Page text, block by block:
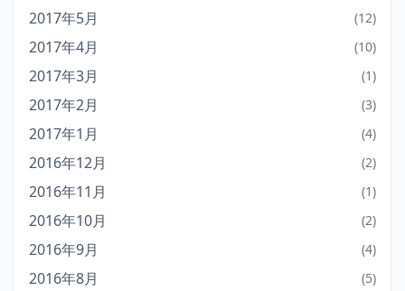
2017年5月 (12)
2017年4月 (10)
2017年3月 (1)
2017年2月 (3)
2017年1月 (4)
2016年12月 (2)
2016年11月 (1)
2016年10月 (2)
2016年9月 (4)
2016年8月 (5)